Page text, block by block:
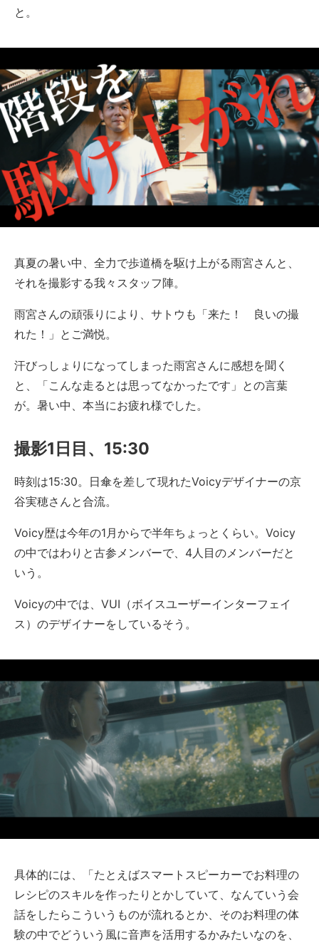
と。
真夏の暑い中、全力で歩道橋を駆け上がる雨宮さんと、
それを撮影する我々スタッフ陣。
雨宮さんの頑張りにより、サトウも「来た！ 良いの撮
れた！」とご満悦。
汗びっしょりになってしまった雨宮さんに感想を聞く
と、「こんな走るとは思ってなかったです」との言葉
が。暑い中、本当にお疲れ様でした。
撮影1日目、15:30
時刻は15:30。日傘を差して現れたVoicyデザイナーの京
谷実穂さんと合流。
Voicy歴は今年の1月からで半年ちょっとくらい。Voicy
の中ではわりと古参メンバーで、4人目のメンバーだと
いう。
Voicyの中では、VUI（ボイスユーザーインターフェイ
ス）のデザイナーをしているそう。
具体的には、「たとえばスマートスピーカーでお料理の
レシピのスキルを作ったりとかしていて、なんていう会
話をしたらこういうものが流れるとか、そのお料理の体
験の中でどういう風に音声を活用するかみたいなのを、